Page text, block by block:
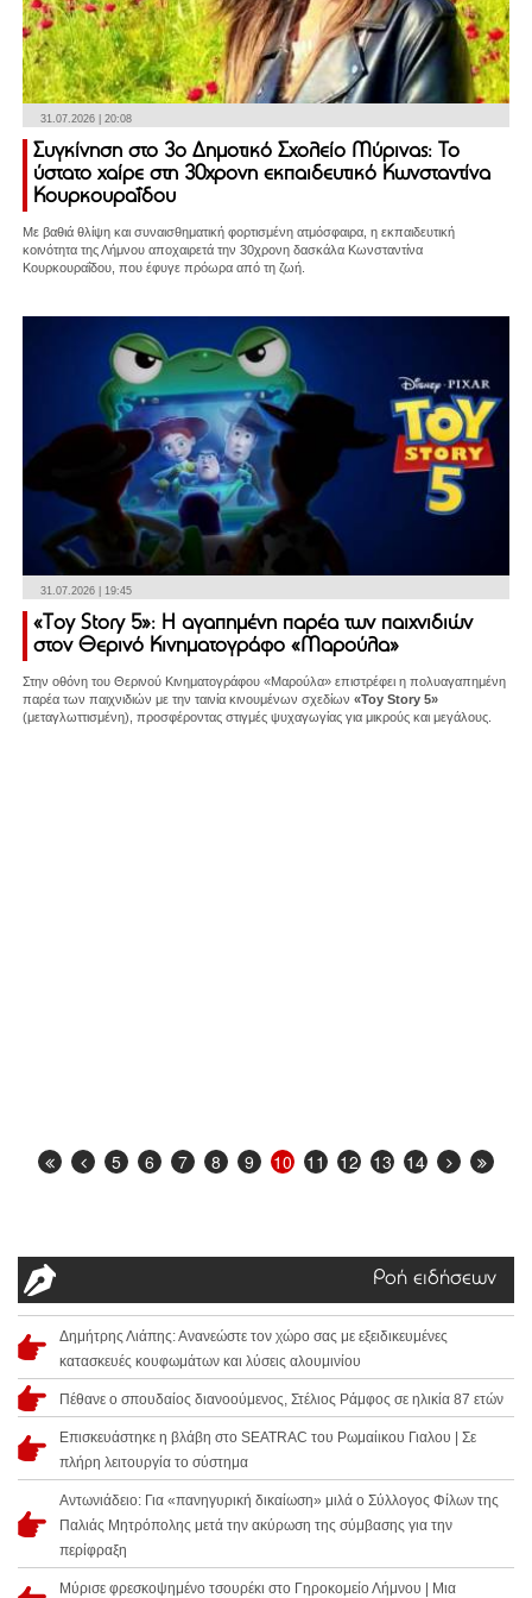
31.07.2026 | 20:08
Συγκίνηση στο 3ο Δημοτικό Σχολείο Μύρινας: Το
ύστατο χαίρε στη 30χρονη εκπαιδευτικό Κωνσταντίνα
Κουρκουραΐδου
Με βαθιά θλίψη και συναισθηματική φορτισμένη ατμόσφαιρα, η εκπαιδευτική
κοινότητα της Λήμνου αποχαιρετά την 30χρονη δασκάλα Κωνσταντίνα
Κουρκουραΐδου, που έφυγε πρόωρα από τη ζωή.
31.07.2026 | 19:45
«Toy Story 5»: Η αγαπημένη παρέα των παιχνιδιών
στον Θερινό Κινηματογράφο «Μαρούλα»
Στην οθόνη του Θερινού Κινηματογράφου «Μαρούλα» επιστρέφει η πολυαγαπημένη
παρέα των παιχνιδιών με την ταινία κινουμένων σχεδίων «Toy Story 5»
(μεταγλωττισμένη), προσφέροντας στιγμές ψυχαγωγίας για μικρούς και μεγάλους.
5 6 7 8 9 10 11 12 13 14
Ροή ειδήσεων
Δημήτρης Λιάπης: Ανανεώστε τον χώρο σας με εξειδικευμένες
κατασκευές κουφωμάτων και λύσεις αλουμινίου
Πέθανε ο σπουδαίος διανοούμενος, Στέλιος Ράμφος σε ηλικία 87 ετών
Επισκευάστηκε η βλάβη στο SEATRAC του Ρωμαίικου Γιαλου | Σε
πλήρη λειτουργία το σύστημα
Αντωνιάδειο: Για «πανηγυρική δικαίωση» μιλά ο Σύλλογος Φίλων της
Παλιάς Μητρόπολης μετά την ακύρωση της σύμβασης για την
περίφραξη
Μύρισε φρεσκοψημένο τσουρέκι στο Γηροκομείο Λήμνου | Μια